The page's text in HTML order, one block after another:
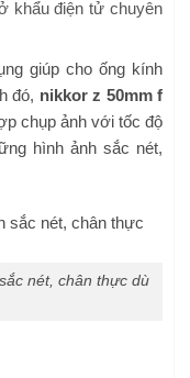
khẩu điện tử chuyên
giúp cho ống kính
đó, nikkor z 50mm f
chụp ảnh với tốc độ
hình ảnh sắc nét,
nét, chân thực dù